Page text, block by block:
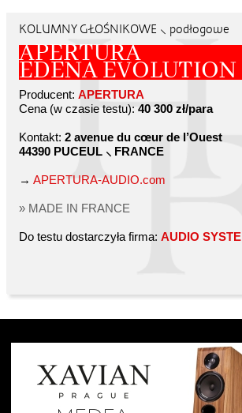
KOLUMNY GŁOŚNIKOWE ⸜ podłogowe
APERTURA
EDENA EVOLUTION
Producent: APERTURA
Cena (w czasie testu): 40 300 zł/para
Kontakt: 2 avenue du cœur de l’Ouest
44390 PUCEUL ⸜ FRANCE
→ APERTURA-AUDIO.com
» MADE IN FRANCE
Do testu dostarczyła firma: AUDIO